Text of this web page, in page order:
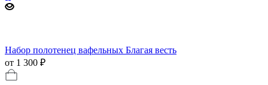
Набор полотенец вафельных Благая весть
от 1 300 ₽